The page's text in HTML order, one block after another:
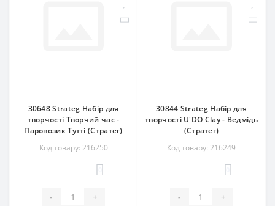
30648 Strateg Набір для
творчості Творчий час -
Паровозик Тутті (Стратег)
Код товару: 216250
- +
30844 Strateg Набір для
творчості U'DO Clay - Ведмідь
(Стратег)
Код товару: 216249
- +